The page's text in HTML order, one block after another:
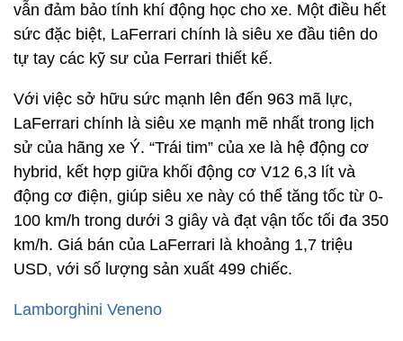
vẫn đảm bảo tính khí động học cho xe. Một điều hết
sức đặc biệt, LaFerrari chính là siêu xe đầu tiên do
tự tay các kỹ sư của Ferrari thiết kế.
Với việc sở hữu sức mạnh lên đến 963 mã lực,
LaFerrari chính là siêu xe mạnh mẽ nhất trong lịch
sử của hãng xe Ý. “Trái tim” của xe là hệ động cơ
hybrid, kết hợp giữa khối động cơ V12 6,3 lít và
động cơ điện, giúp siêu xe này có thể tăng tốc từ 0-
100 km/h trong dưới 3 giây và đạt vận tốc tối đa 350
km/h. Giá bán của LaFerrari là khoảng 1,7 triệu
USD, với số lượng sản xuất 499 chiếc.
Lamborghini Veneno